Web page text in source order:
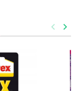
keyboard_arrow_left keyboard_arrow_right